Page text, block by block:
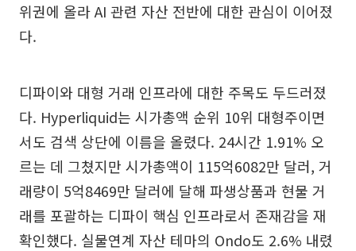
위권에 올라 AI 관련 자산 전반에 대한 관심이 이어졌
다.
디파이와 대형 거래 인프라에 대한 주목도 두드러졌
다. Hyperliquid는 시가총액 순위 10위 대형주이면
서도 검색 상단에 이름을 올렸다. 24시간 1.91% 오
르는 데 그쳤지만 시가총액이 115억6082만 달러, 거
래량이 5억8469만 달러에 달해 파생상품과 현물 거
래를 포괄하는 디파이 핵심 인프라로서 존재감을 재
확인했다. 실물연계 자산 테마의 Ondo도 2.6% 내렸